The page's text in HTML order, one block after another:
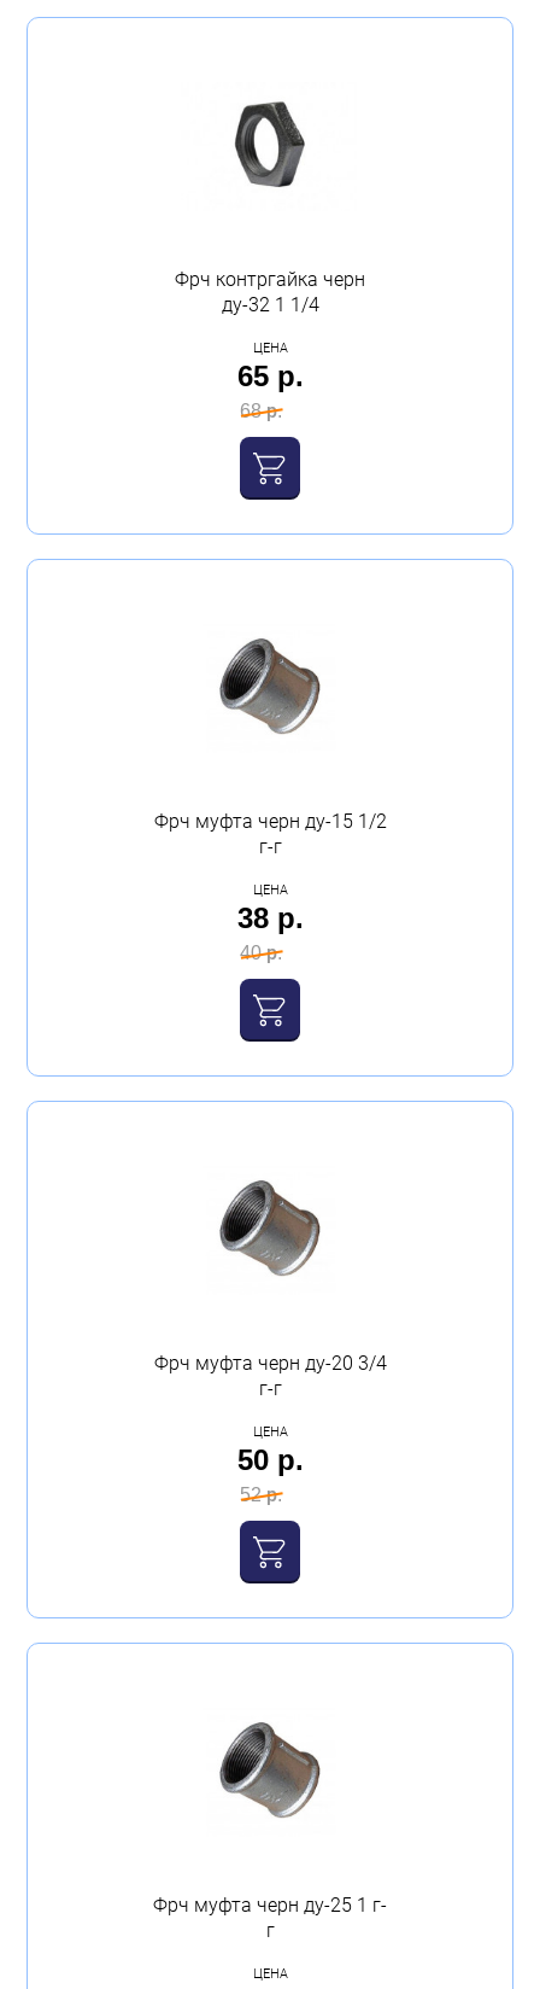
Фрч контргайка черн
ду-32 1 1/4
ЦЕНА
65 р.
68 р.
Фрч муфта черн ду-15 1/2
г-г
ЦЕНА
38 р.
40 р.
Фрч муфта черн ду-20 3/4
г-г
ЦЕНА
50 р.
52 р.
Фрч муфта черн ду-25 1 г-
г
ЦЕНА